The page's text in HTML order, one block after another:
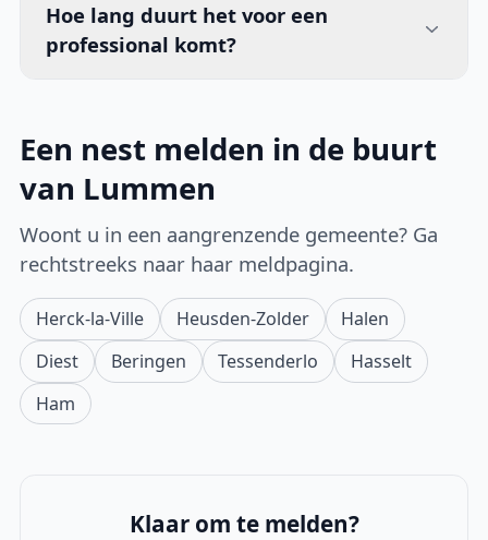
Hoe lang duurt het voor een
professional komt?
Een nest melden in de buurt
van Lummen
Woont u in een aangrenzende gemeente? Ga
rechtstreeks naar haar meldpagina.
Herck-la-Ville Heusden-Zolder
Halen
Diest
Beringen Tessenderlo
Hasselt
Ham
Klaar om te melden?